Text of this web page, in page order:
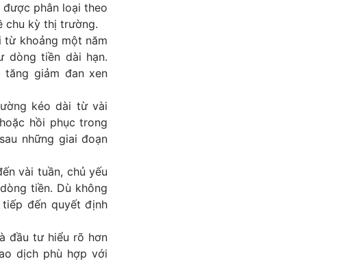
phân loại theo
chu kỳ thị trường.
từ khoảng một năm
dòng tiền dài hạn.
giảm đan xen
kéo dài từ vài
hồi phục trong
những giai đoạn
vài tuần, chủ yếu
tiền. Dù không
đến quyết định
đầu tư hiểu rõ hơn
dịch phù hợp với